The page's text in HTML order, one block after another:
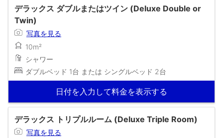
デラックス ダブルまたはツイン (Deluxe Double or
Twin)
写真を見る
10m²
シャワー
ダブルベッド 1台 または シングルベッド 2台
日付を入力して料金を表示する
デラックス トリプルルーム (Deluxe Triple Room)
写真を見る